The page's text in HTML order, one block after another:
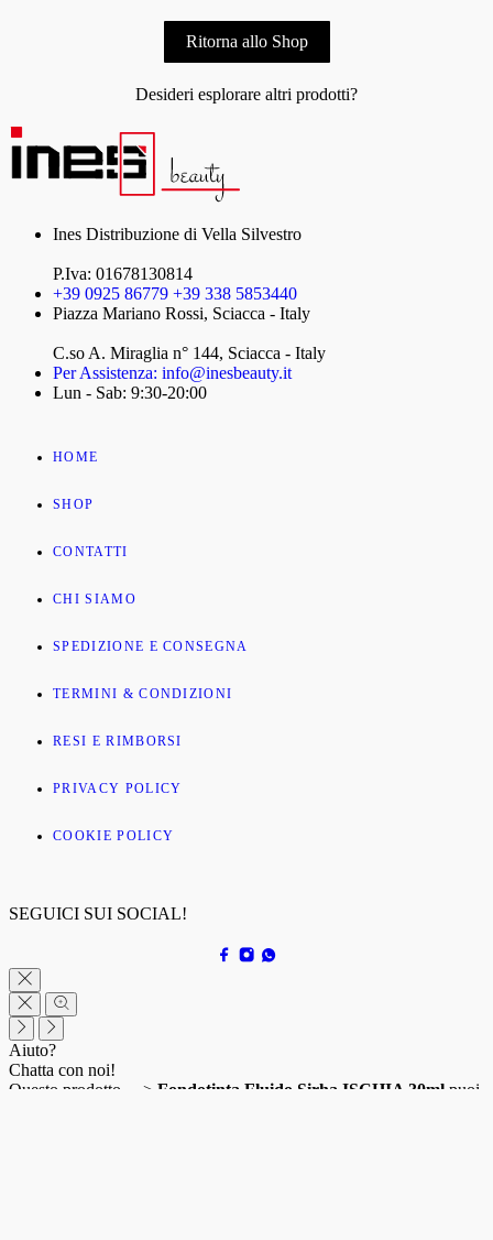
Ritorna allo Shop
Desideri esplorare altri prodotti?
Ines Distribuzione di Vella Silvestro
P.Iva: 01678130814
+39 0925 86779 +39 338 5853440
Piazza Mariano Rossi, Sciacca - Italy
C.so A. Miraglia n° 144, Sciacca - Italy
Per Assistenza: info@inesbeauty.it
Lun - Sab: 9:30-20:00
HOME
SHOP
CONTATTI
CHI SIAMO
SPEDIZIONE E CONSEGNA
TERMINI & CONDIZIONI
RESI E RIMBORSI
PRIVACY POLICY
COOKIE POLICY
SEGUICI SUI SOCIAL!
Aiuto?
Chatta con noi!
Questo prodotto —> Fondotinta Fluido Sirha ISCHIA 30ml puoi